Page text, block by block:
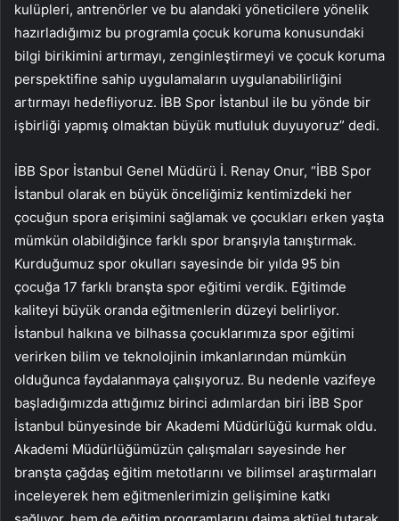
kulüpleri, antrenörler ve bu alandaki yöneticilere yönelik
hazırladığımız bu programla çocuk koruma konusundaki
bilgi birikimini artırmayı, zenginleştirmeyi ve çocuk koruma
perspektifine sahip uygulamaların uygulanabilirliğini
artırmayı hedefliyoruz. İBB Spor İstanbul ile bu yönde bir
işbirliği yapmış olmaktan büyük mutluluk duyuyoruz” dedi.
İBB Spor İstanbul Genel Müdürü İ. Renay Onur, “İBB Spor
İstanbul olarak en büyük önceliğimiz kentimizdeki her
çocuğun spora erişimini sağlamak ve çocukları erken yaşta
mümkün olabildiğince farklı spor branşıyla tanıştırmak.
Kurduğumuz spor okulları sayesinde bir yılda 95 bin
çocuğa 17 farklı branşta spor eğitimi verdik. Eğitimde
kaliteyi büyük oranda eğitmenlerin düzeyi belirliyor.
İstanbul halkına ve bilhassa çocuklarımıza spor eğitimi
verirken bilim ve teknolojinin imkanlarından mümkün
olduğunca faydalanmaya çalışıyoruz. Bu nedenle vazifeye
başladığımızda attığımız birinci adımlardan biri İBB Spor
İstanbul bünyesinde bir Akademi Müdürlüğü kurmak oldu.
Akademi Müdürlüğümüzün çalışmaları sayesinde her
branşta çağdaş eğitim metotlarını ve bilimsel araştırmaları
inceleyerek hem eğitmenlerimizin gelişimine katkı